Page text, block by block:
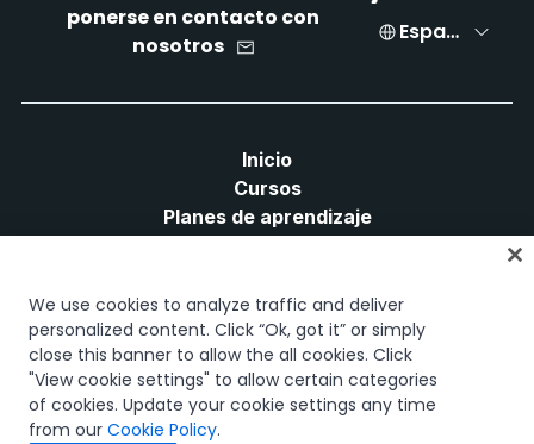
ponerse en contacto con
nosotros
Español
Inicio
Cursos
Planes de aprendizaje
Recursos
Conectemos
We use cookies to analyze traffic and deliver
personalized content. Click “Ok, got it” or simply
close this banner to allow the all cookies. Click
"View cookie settings" to allow certain categories
of cookies. Update your cookie settings any time
from our Cookie Policy.